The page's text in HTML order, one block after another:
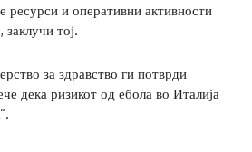
ресурси и оперативни активности
тој.
за здравство ги потврди
дека ризикот од ебола во Италија